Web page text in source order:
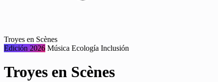
Troyes en Scènes
Edición 2026 Música Ecología Inclusión
Troyes en Scènes